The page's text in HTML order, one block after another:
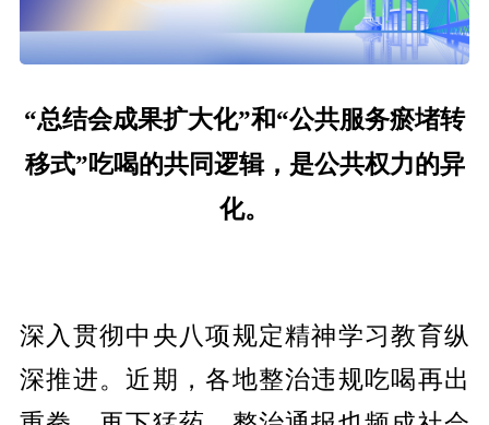
“总结会成果扩大化”和“公共服务瘀堵转
移式”吃喝的共同逻辑，是公共权力的异
化。
深入贯彻中央八项规定精神学习教育纵
深推进。近期，各地整治违规吃喝再出